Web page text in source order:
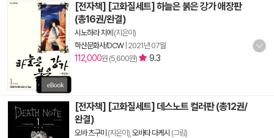
[전자책] [고화질세트] 하늘은 붉은 강가 애장판
(총16권/완결)
시노하라 치에 (지은이)
학산문화사/DCW| 2021년 07월
112,000원 (5,600원) 9.3
[전자책] [고화질세트] 데스노트 컬러판 (총12권/
완결)
오바 츠구미 (지은이), 오바타 다케시 (그림)